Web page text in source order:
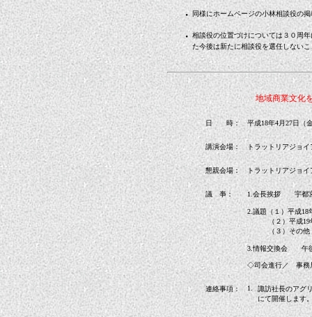
・ 同様にホームページの小林相談役の
・ 相談役の位置づけについては３０周
た今後は新たに相談役を選任しない
地域商業文化
日 時： 平成18年4月27日（
講演会場： トラットリアジョ
懇親会場： トラットリアジョ
議 亊： 1.会長挨拶 宇都
2.議題（１）平成18
（２）平成19年
（３）その他
3.情報交換会 午
◇司会進行／ 事
連絡事項： 1.
諏訪社長のアグ
にて開催します